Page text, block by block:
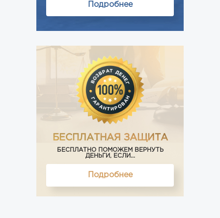
Подробнее
БЕСПЛАТНАЯ ЗАЩИТА
БЕСПЛАТНО ПОМОЖЕМ ВЕРНУТЬ
ДЕНЬГИ, ЕСЛИ...
Подробнее